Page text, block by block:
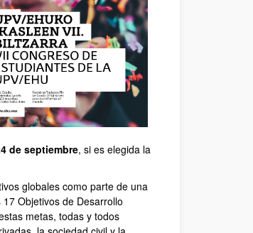
de septiembre, si es elegida la
globales como parte de una
Objetivos de Desarrollo
metas, todas y todos